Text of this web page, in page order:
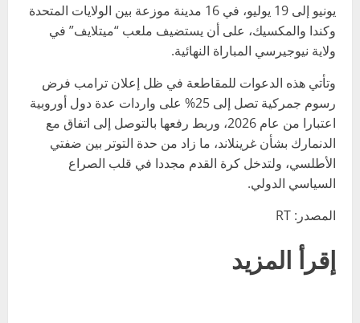
يونيو إلى 19 يوليو، في 16 مدينة موزعة بين الولايات المتحدة
وكندا والمكسيك، على أن يستضيف ملعب “ميتلايف” في
ولاية نيوجيرسي المباراة النهائية.
وتأتي هذه الدعوات للمقاطعة في ظل إعلان ترامب فرض
رسوم جمركية تصل إلى 25% على واردات عدة دول أوروبية
اعتبارا من عام 2026، وربط رفعها بالتوصل إلى اتفاق مع
الدنمارك بشأن غرينلاند، ما زاد من حدة التوتر بين ضفتي
الأطلسي، ولتدخل كرة القدم مجددا في قلب الصراع
السياسي الدولي.
المصدر: RT
إقرأ المزيد